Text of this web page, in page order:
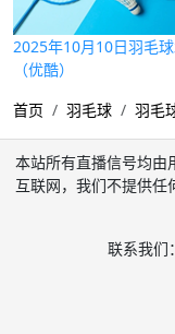
2025年10月10日羽毛
（优酷）
首页
羽毛球 羽毛
本站所有直播信号均由
互联网，我们不提供任
联系我们：